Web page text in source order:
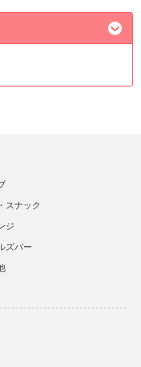
スナック
ジ
ズバー